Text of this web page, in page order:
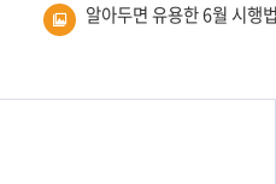
알아두면 유용한 6월 시행